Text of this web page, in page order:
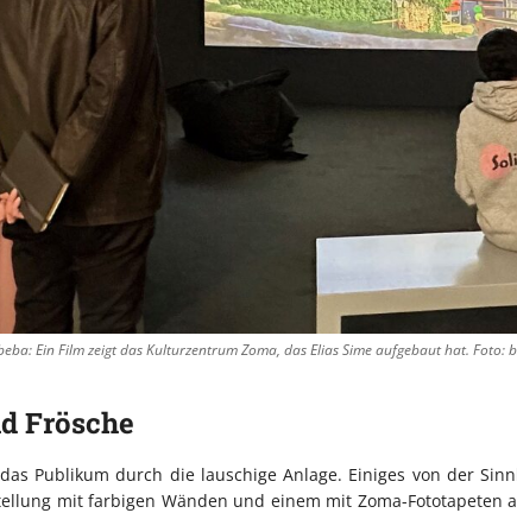
Ein Film zeigt das Kulturzentrum Zoma, das Elias Sime aufgebaut hat. Foto:
Frösche
Publikum durch die lauschige Anlage. Einiges von der
mit farbigen Wänden und einem mit Zoma-Fototapeten
Die Inspiration des industriellen Chics sind die
Werkshallen des Industriezeitalters. Die Basis für
diesen Stil sind große Räume, schlicht gehalten
mit rustikalen Elementen und großen
Fensterflächen. Wie so vieles wurde ...